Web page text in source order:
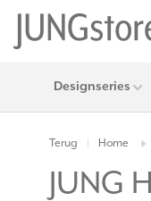
Designseries
Terug Home
JUNG